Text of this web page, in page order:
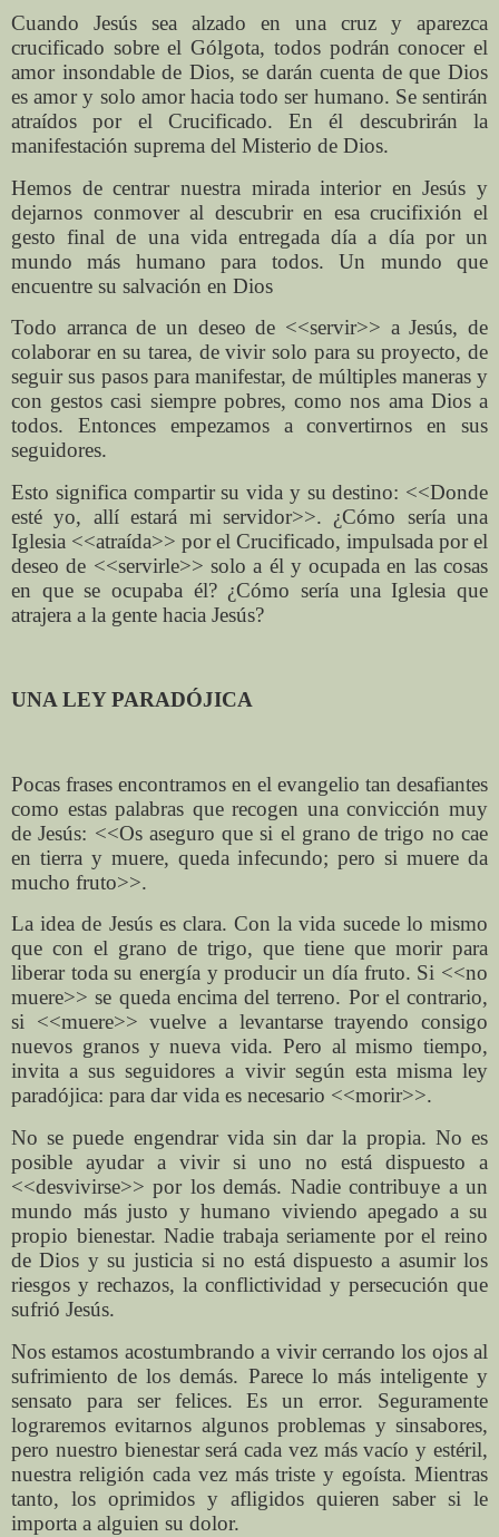
Cuando Jesús sea alzado en una cruz y aparezca
crucificado sobre el Gólgota, todos podrán conocer el
amor insondable de Dios, se darán cuenta de que Dios
es amor y solo amor hacia todo ser humano. Se sentirán
atraídos por el Crucificado. En él descubrirán la
manifestación suprema del Misterio de Dios.
Hemos de centrar nuestra mirada interior en Jesús y
dejarnos conmover al descubrir en esa crucifixión el
gesto final de una vida entregada día a día por un
mundo más humano para todos. Un mundo que
encuentre su salvación en Dios
Todo arranca de un deseo de <<servir>> a Jesús, de
colaborar en su tarea, de vivir solo para su proyecto, de
seguir sus pasos para manifestar, de múltiples maneras y
con gestos casi siempre pobres, como nos ama Dios a
todos. Entonces empezamos a convertirnos en sus
seguidores.
Esto significa compartir su vida y su destino: <<Donde
esté yo, allí estará mi servidor>>. ¿Cómo sería una
Iglesia <<atraída>> por el Crucificado, impulsada por el
deseo de <<servirle>> solo a él y ocupada en las cosas
en que se ocupaba él? ¿Cómo sería una Iglesia que
atrajera a la gente hacia Jesús?
UNA LEY PARADÓJICA
Pocas frases encontramos en el evangelio tan desafiantes
como estas palabras que recogen una convicción muy
de Jesús: <<Os aseguro que si el grano de trigo no cae
en tierra y muere, queda infecundo; pero si muere da
mucho fruto>>.
La idea de Jesús es clara. Con la vida sucede lo mismo
que con el grano de trigo, que tiene que morir para
liberar toda su energía y producir un día fruto. Si <<no
muere>> se queda encima del terreno. Por el contrario,
si <<muere>> vuelve a levantarse trayendo consigo
nuevos granos y nueva vida. Pero al mismo tiempo,
invita a sus seguidores a vivir según esta misma ley
paradójica: para dar vida es necesario <<morir>>.
No se puede engendrar vida sin dar la propia. No es
posible ayudar a vivir si uno no está dispuesto a
<<desvivirse>> por los demás. Nadie contribuye a un
mundo más justo y humano viviendo apegado a su
propio bienestar. Nadie trabaja seriamente por el reino
de Dios y su justicia si no está dispuesto a asumir los
riesgos y rechazos, la conflictividad y persecución que
sufrió Jesús.
Nos estamos acostumbrando a vivir cerrando los ojos al
sufrimiento de los demás. Parece lo más inteligente y
sensato para ser felices. Es un error. Seguramente
lograremos evitarnos algunos problemas y sinsabores,
pero nuestro bienestar será cada vez más vacío y estéril,
nuestra religión cada vez más triste y egoísta. Mientras
tanto, los oprimidos y afligidos quieren saber si le
importa a alguien su dolor.